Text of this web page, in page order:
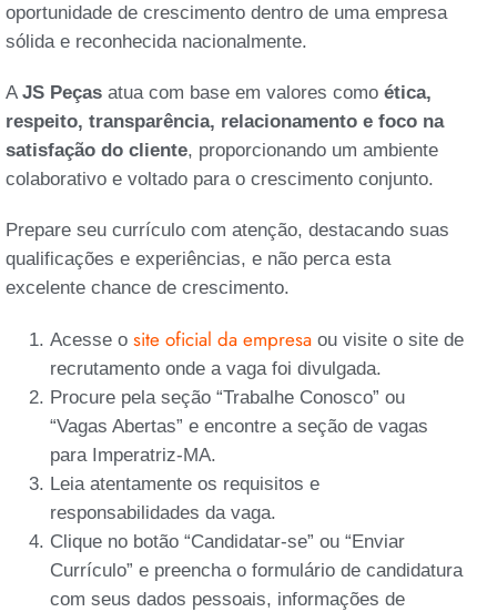
oportunidade de crescimento dentro de uma empresa
sólida e reconhecida nacionalmente.
A JS Peças atua com base em valores como ética,
respeito, transparência, relacionamento e foco na
satisfação do cliente, proporcionando um ambiente
colaborativo e voltado para o crescimento conjunto.
Prepare seu currículo com atenção, destacando suas
qualificações e experiências, e não perca esta
excelente chance de crescimento.
Acesse o site oficial da empresa ou visite o site de
recrutamento onde a vaga foi divulgada.
Procure pela seção “Trabalhe Conosco” ou
“Vagas Abertas” e encontre a seção de vagas
para Imperatriz-MA.
Leia atentamente os requisitos e
responsabilidades da vaga.
Clique no botão “Candidatar-se” ou “Enviar
Currículo” e preencha o formulário de candidatura
com seus dados pessoais, informações de